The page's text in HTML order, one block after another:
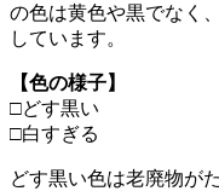
の色は黄色や黒でなく
しています。
【色の様子】
□どす黒い
□白すぎる
どす黒い色は老廃物が